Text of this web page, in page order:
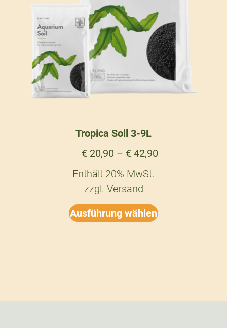
Tropica Soil 3-9L
€ 20,90 – € 42,90
Enthält 20% MwSt.
zzgl. Versand
Ausführung wählen